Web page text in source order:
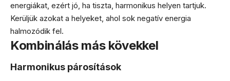
energiákat, ezért jó, ha tiszta, harmonikus helyen tartjuk.
Kerüljük azokat a helyeket, ahol sok negatív energia
halmozódik fel.
Kombinálás más kövekkel
Harmonikus párosítások